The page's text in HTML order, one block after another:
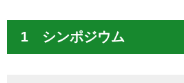
1 シンポジウム